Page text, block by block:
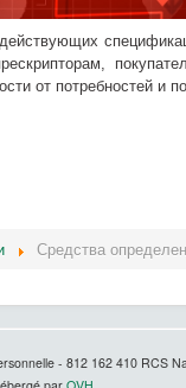
от потребностей и
Средства
- 812 162 410 RCS